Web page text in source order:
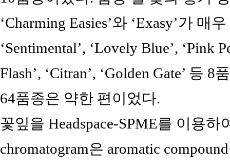
‘Charming Easies’와 ‘Exasy’가 매
‘Sentimental’, ‘Lovely Blue’, ‘Pink
Flash’, ‘Citran’, ‘Golden Gate’ 등
64품종은 약한 편이었다.
꽃잎을 Headspace-SPME를 이용
chromatogram은 aromatic